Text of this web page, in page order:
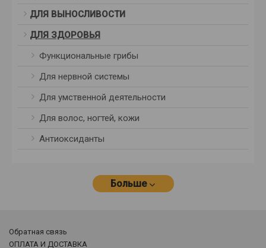
ДЛЯ ВЫНОСЛИВОСТИ
ДЛЯ ЗДОРОВЬЯ
Функциональные грибы
Для нервной системы
Для умственной деятельности
Для волос, ногтей, кожи
Антиоксиданты
Больше
Обратная связь
ОПЛАТА И ДОСТАВКА